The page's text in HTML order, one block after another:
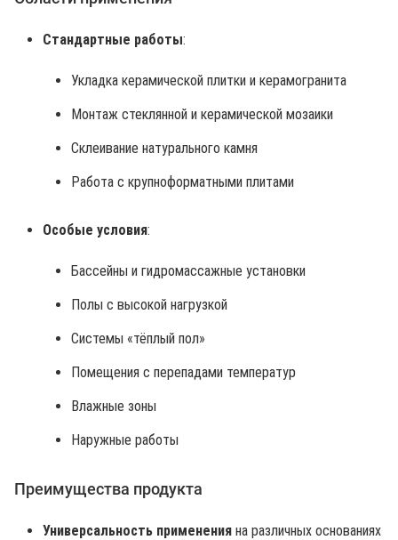
Стандартные работы:
Укладка керамической плитки и керамогранита
Монтаж стеклянной и керамической мозаики
Склеивание натурального камня
Работа с крупноформатными плитами
Особые условия:
Бассейны и гидромассажные установки
Полы с высокой нагрузкой
Системы «тёплый пол»
Помещения с перепадами температур
Влажные зоны
Наружные работы
Преимущества продукта
Универсальность применения на различных основаниях